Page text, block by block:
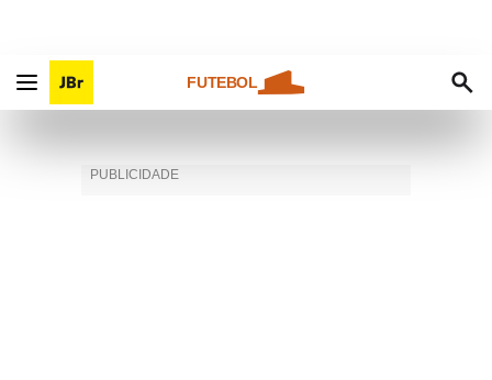
FUTEBOL